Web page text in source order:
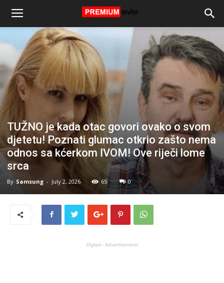
TUŽNO je kada otac govori ovako o svom
djetetu! Poznati glumac otkrio zašto nema
odnos sa kćerkom IVOM! Ove riječi lome
srca
By Samsung - July 2, 2026 65 0
Oglasi - Advertisement